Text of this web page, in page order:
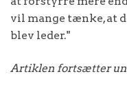
vil mange tænke, at
blev leder."
Artiklen fortsætter